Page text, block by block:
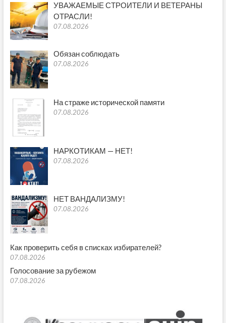
УВАЖАЕМЫЕ СТРОИТЕЛИ И ВЕТЕРАНЫ
ОТРАСЛИ!
07.08.2026
Обязан соблюдать
07.08.2026
На страже исторической памяти
07.08.2026
НАРКОТИКАМ — НЕТ!
07.08.2026
НЕТ ВАНДАЛИЗМУ!
07.08.2026
Как проверить себя в списках избирателей?
07.08.2026
Голосование за рубежом
07.08.2026